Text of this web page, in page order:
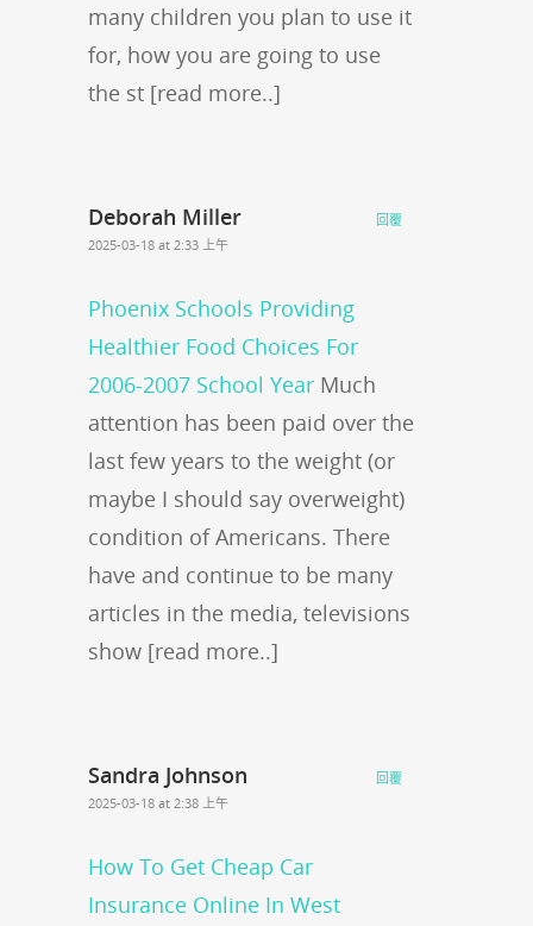
many children you plan to use it
for, how you are going to use
the st [read more..]
Deborah Miller
2025-03-18 at 2:33 上午
Phoenix Schools Providing
Healthier Food Choices For
2006-2007 School Year Much
attention has been paid over the
last few years to the weight (or
maybe I should say overweight)
condition of Americans. There
have and continue to be many
articles in the media, televisions
show [read more..]
回覆
Sandra Johnson
2025-03-18 at 2:38 上午
How To Get Cheap Car
Insurance Online In West
回覆